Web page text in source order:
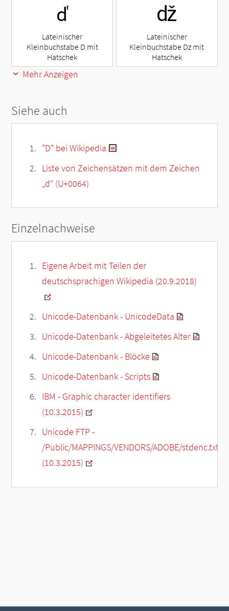
ď
Lateinischer
Kleinbuchstabe D mit
Hatschek
ǆ
Lateinischer
Kleinbuchstabe Dz mit
Hatschek
Mehr Anzeigen
Siehe auch
"D" bei Wikipedia
Liste von Zeichensätzen mit dem Zeichen
„d“ (U+0064)
Einzelnachweise
Eigene Arbeit mit Teilen der
deutschsprachigen Wikipedia (20.9.2018)
Unicode-Datenbank - UnicodeData
Unicode-Datenbank - Abgeleitetes Alter
Unicode-Datenbank - Blöcke
Unicode-Datenbank - Scripts
IBM - Graphic character identifiers
(10.3.2015)
Unicode FTP -
/Public/MAPPINGS/VENDORS/ADOBE/stdenc.txt
(10.3.2015)